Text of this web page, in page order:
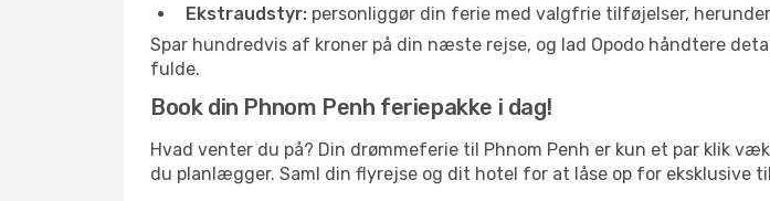
Ekstraudstyr: personliggør din ferie med valgfrie tilføjelser,
Spar hundredvis af kroner på din næste rejse, og lad Opodo håndtere
fulde.
Book din Phnom Penh feriepakke i dag!
Hvad venter du på? Din drømmeferie til Phnom Penh er kun et par klik
du planlægger. Saml din flyrejse og dit hotel for at låse op for eksklusive